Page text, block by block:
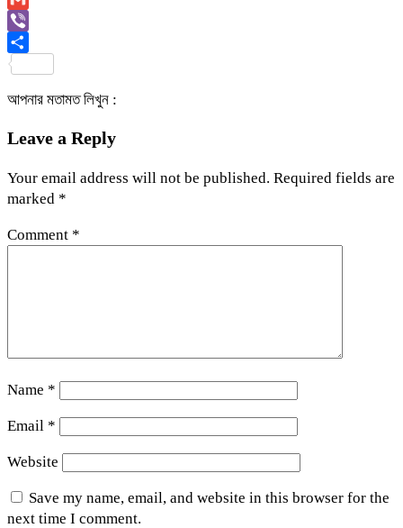
Link
Gmail
Viber
আপনার মতামত লিখুন :
Leave a Reply
Your email address will not be published. Required fields are
marked *
Comment *
Name *
Email *
Website
Save my name, email, and website in this browser for the
next time I comment.